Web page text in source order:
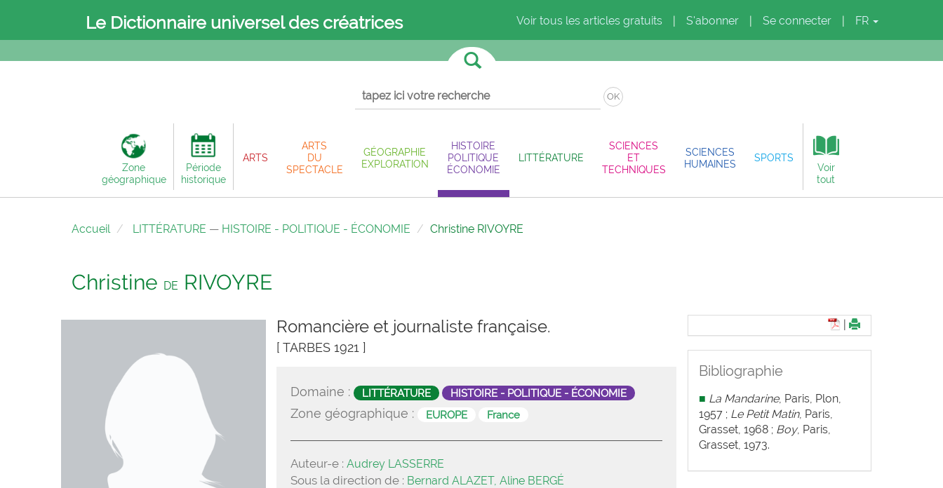
Le Dictionnaire universel des créatrices Voir tous les articles gratuits S'abonner Se connecter FR
OK
Zone
géographique
Période
historique
ARTS
ARTS
DU
SPECTACLE
GÉOGRAPHIE
EXPLORATION
HISTOIRE
POLITIQUE
ÉCONOMIE
LITTÉRATURE
SCIENCES
ET
TECHNIQUES
SCIENCES
HUMAINES
SPORTS
Voir
tout
Accueil LITTÉRATURE — HISTOIRE - POLITIQUE - ÉCONOMIE Christine RIVOYRE
Christine DE RIVOYRE
Romancière et journaliste française.
[ TARBES 1921 ]
Domaine : LITTÉRATURE HISTOIRE - POLITIQUE - ÉCONOMIE
Zone géographique : EUROPE France
Auteur-e :Audrey LASSERRE
Sous la direction de : Bernard ALAZET, Aline BERGÉ
Bibliographie
■ La Mandarine, Paris, Plon,
1957 ; Le Petit Matin, Paris,
Grasset, 1968 ; Boy, Paris,
Grasset, 1973.